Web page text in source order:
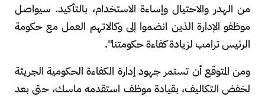
من الهدر والاحتيال وإساءة الاستخدام، بالتأكيد. سيواصل
موظفو الإدارة الذين انضموا إلى وكالاتهم العمل مع حكومة
الرئيس ترامب لزيادة كفاءة حكومتنا".
ومن المتوقع أن تستمر جهود إدارة الكفاءة الحكومية الجريئة
لخفض التكاليف، بقيادة موظف استقدمه ماسك، حتى بعد